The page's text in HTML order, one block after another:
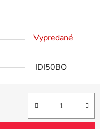
Vypredané
IDI50BO